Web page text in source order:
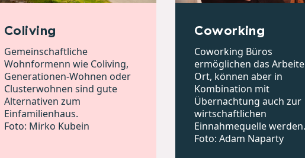
Coliving
Gemeinschaftliche
Wohnformenn wie Coliving,
Generationen-Wohnen oder
Clusterwohnen sind gute
Alternativen zum
Einfamilienhaus.
Foto: Mirko Kubein
Coworking
Coworking Büros
ermöglichen das
Ort, können aber in
Kombination mit
Übernachtung auch zur
wirtschaftlichen
Einnahmequelle
Foto: Adam Naparty